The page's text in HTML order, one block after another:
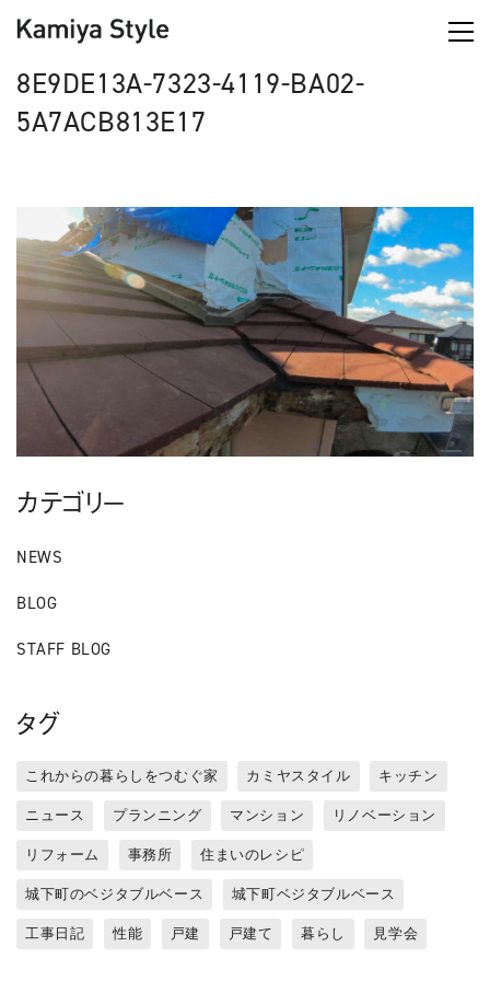
8E9DE13A-7323-4119-BA02-
5A7ACB813E17
カテゴリー
NEWS
BLOG
STAFF BLOG
タグ
これからの暮らしをつむぐ家 カミヤスタイル キッチン
ニュース プランニング マンション リノベーション
リフォーム 事務所 住まいのレシピ
城下町のベジタブルベース 城下町ベジタブルベース
工事日記 性能 戸建 戸建て 暮らし 見学会